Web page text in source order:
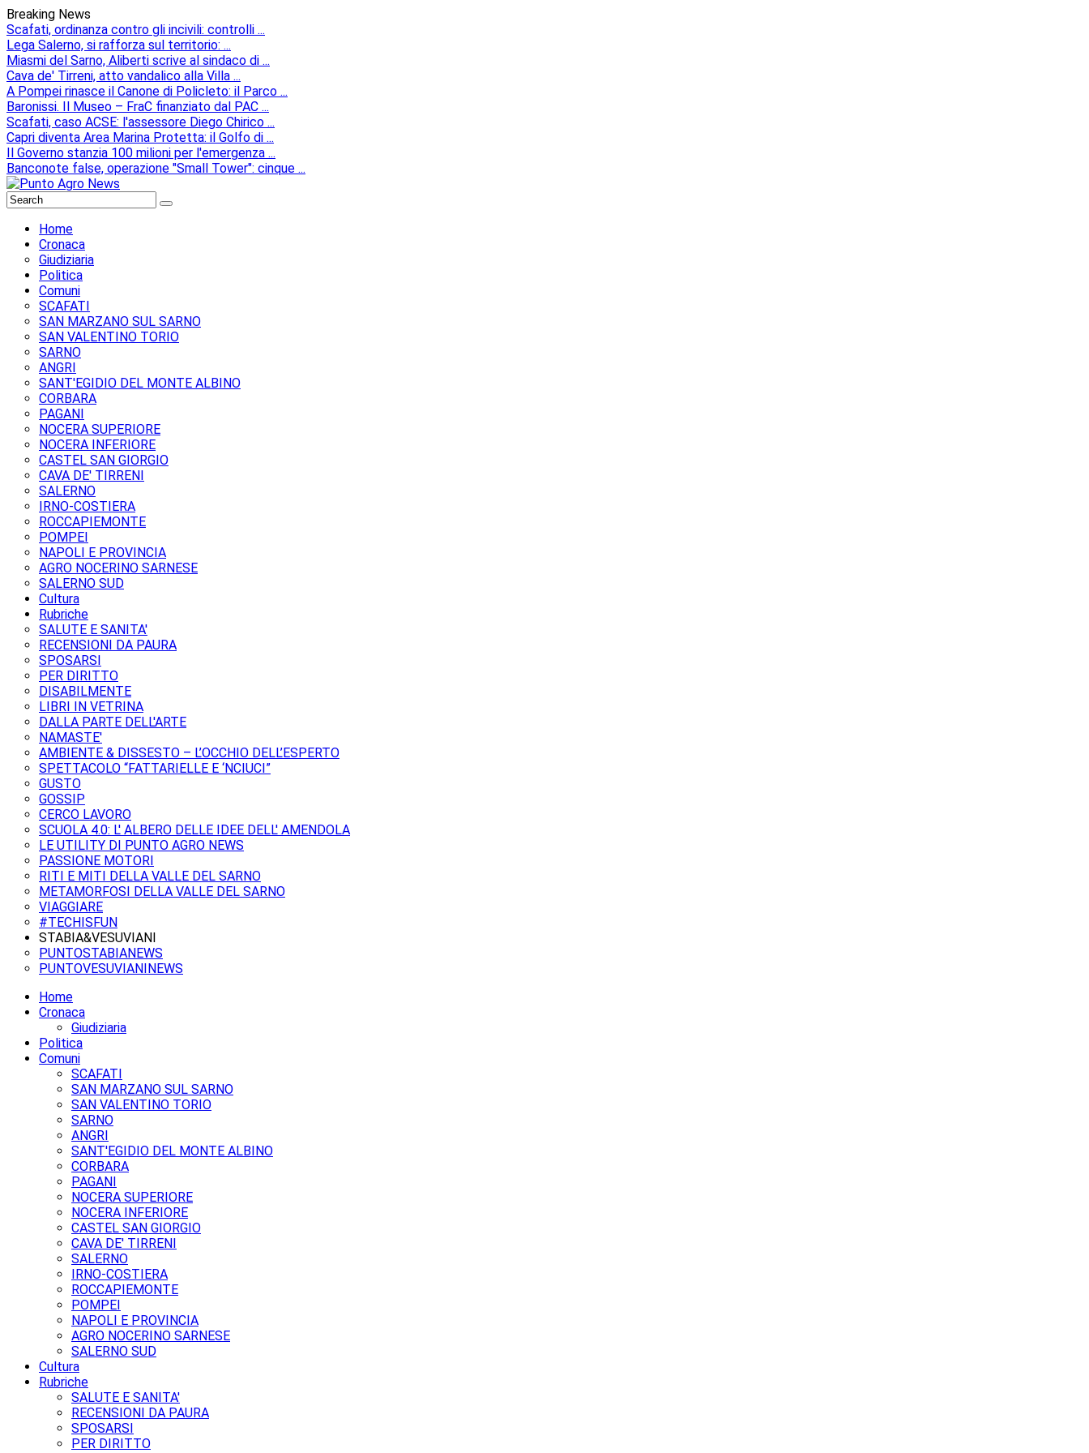
Breaking News
Scafati, ordinanza contro gli incivili: controlli ...
Lega Salerno, si rafforza sul territorio: ...
Miasmi del Sarno, Aliberti scrive al sindaco di ...
Cava de' Tirreni, atto vandalico alla Villa ...
A Pompei rinasce il Canone di Policleto: il Parco ...
Baronissi. Il Museo – FraC finanziato dal PAC ...
Scafati, caso ACSE: l'assessore Diego Chirico ...
Capri diventa Area Marina Protetta: il Golfo di ...
Il Governo stanzia 100 milioni per l'emergenza ...
Banconote false, operazione "Small Tower": cinque ...
Home
Cronaca
Giudiziaria
Politica
Comuni
SCAFATI
SAN MARZANO SUL SARNO
SAN VALENTINO TORIO
SARNO
ANGRI
SANT'EGIDIO DEL MONTE ALBINO
CORBARA
PAGANI
NOCERA SUPERIORE
NOCERA INFERIORE
CASTEL SAN GIORGIO
CAVA DE' TIRRENI
SALERNO
IRNO-COSTIERA
ROCCAPIEMONTE
POMPEI
NAPOLI E PROVINCIA
AGRO NOCERINO SARNESE
SALERNO SUD
Cultura
Rubriche
SALUTE E SANITA'
RECENSIONI DA PAURA
SPOSARSI
PER DIRITTO
DISABILMENTE
LIBRI IN VETRINA
DALLA PARTE DELL'ARTE
NAMASTE'
AMBIENTE & DISSESTO – L’OCCHIO DELL’ESPERTO
SPETTACOLO “FATTARIELLE E ‘NCIUCI”
GUSTO
GOSSIP
CERCO LAVORO
SCUOLA 4.0: L' ALBERO DELLE IDEE DELL' AMENDOLA
LE UTILITY DI PUNTO AGRO NEWS
PASSIONE MOTORI
RITI E MITI DELLA VALLE DEL SARNO
METAMORFOSI DELLA VALLE DEL SARNO
VIAGGIARE
#TECHISFUN
STABIA&VESUVIANI
PUNTOSTABIANEWS
PUNTOVESUVIANINEWS
Home
Cronaca
Giudiziaria
Politica
Comuni
SCAFATI
SAN MARZANO SUL SARNO
SAN VALENTINO TORIO
SARNO
ANGRI
SANT'EGIDIO DEL MONTE ALBINO
CORBARA
PAGANI
NOCERA SUPERIORE
NOCERA INFERIORE
CASTEL SAN GIORGIO
CAVA DE' TIRRENI
SALERNO
IRNO-COSTIERA
ROCCAPIEMONTE
POMPEI
NAPOLI E PROVINCIA
AGRO NOCERINO SARNESE
SALERNO SUD
Cultura
Rubriche
SALUTE E SANITA'
RECENSIONI DA PAURA
SPOSARSI
PER DIRITTO